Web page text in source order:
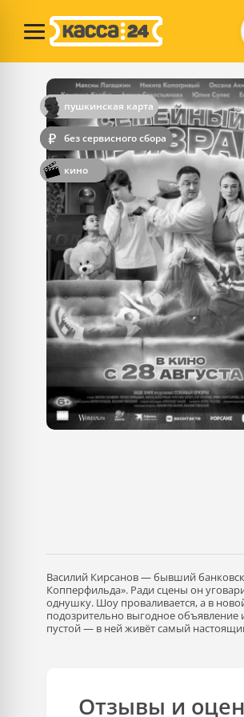
пушкинская карта
без сервисного сбора
кино
Василий Кирсанов — бывший
Копперфильда». Ради сцены он
однушку. Шоу проваливается, а в
подозрительно выгодное объявление
пустой — в ней живёт самый
Отзывы и